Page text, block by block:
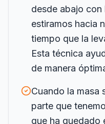
desde abajo con
estiramos hacia
tiempo que la
Esta técnica
de manera
Cuando la masa
parte que
que ha quedado